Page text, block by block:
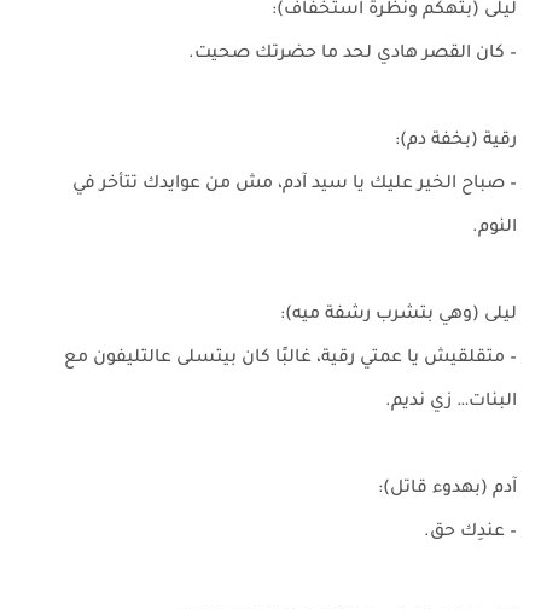
ليلى (بتهكم ونظرة استخفاف):
– كان القصر هادي لحد ما حضرتك صحيت.
رقية (بخفة دم):
– صباح الخير عليك يا سيد آدم، مش من عوايدك تتأخر في
النوم.
ليلى (وهي بتشرب رشفة ميه):
– متقلقيش يا عمتي رقية، غالبًا كان بيتسلى عالتليفون مع
البنات… زي نديم.
آدم (بهدوء قاتل):
– عندِك حق.